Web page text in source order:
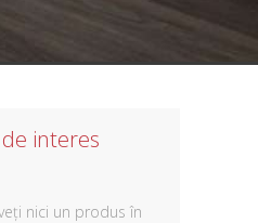
interes
nici un produs în